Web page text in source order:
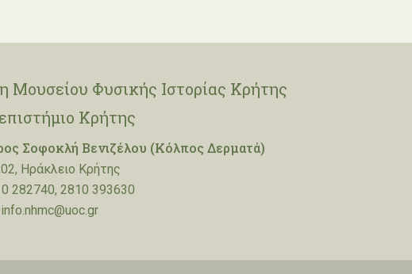
Μουσείου Φυσικής Ιστορίας Κρήτης
Κρήτης
Σοφοκλή Βενιζέλου (Κόλπος Δερματά)
Ηράκλειο Κρήτης
282740, 2810 393630
info.nhmc@uoc.gr